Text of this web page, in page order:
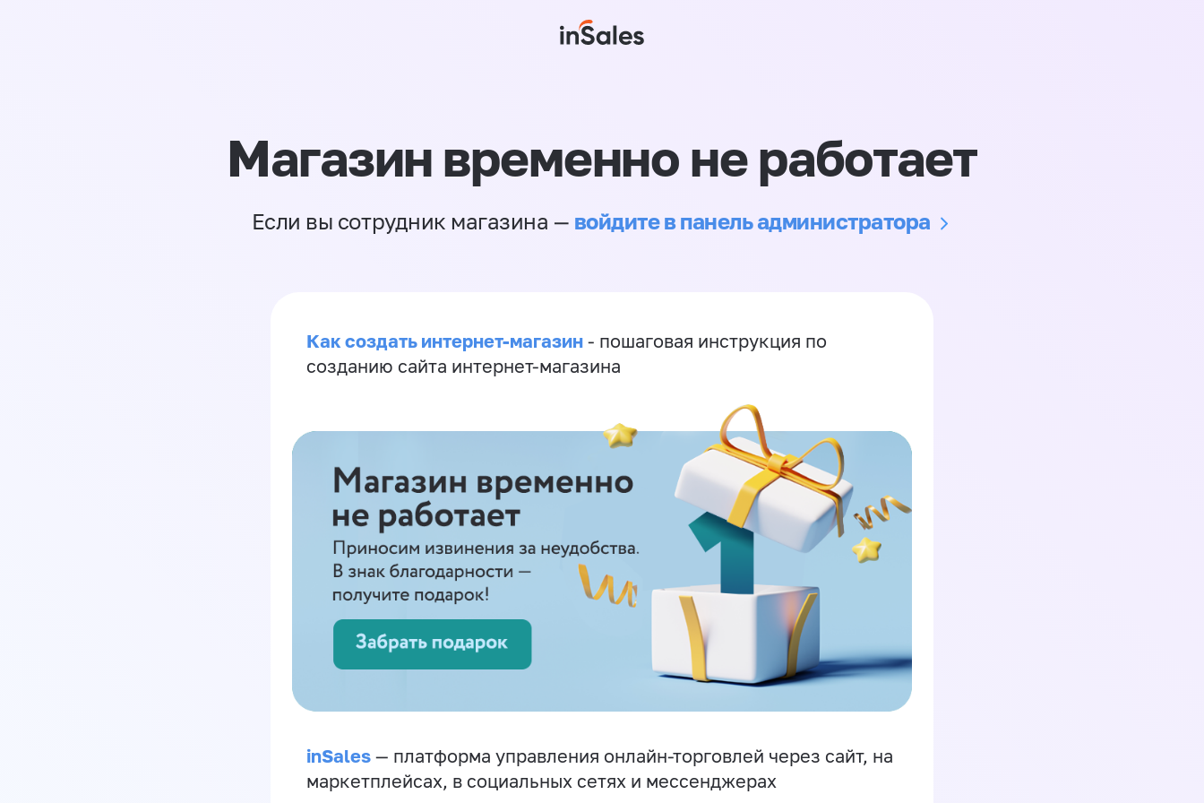
Магазин временно не работает
Если вы сотрудник магазина — войдите в панель администратора
Как создать интернет-магазин - пошаговая инструкция по
созданию сайта интернет-магазина
inSales — платформа управления онлайн-торговлей через сайт, на
маркетплейсах, в социальных сетях и мессенджерах